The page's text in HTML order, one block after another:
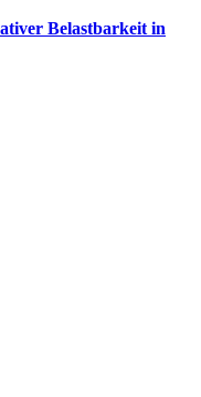
Belastbarkeit in